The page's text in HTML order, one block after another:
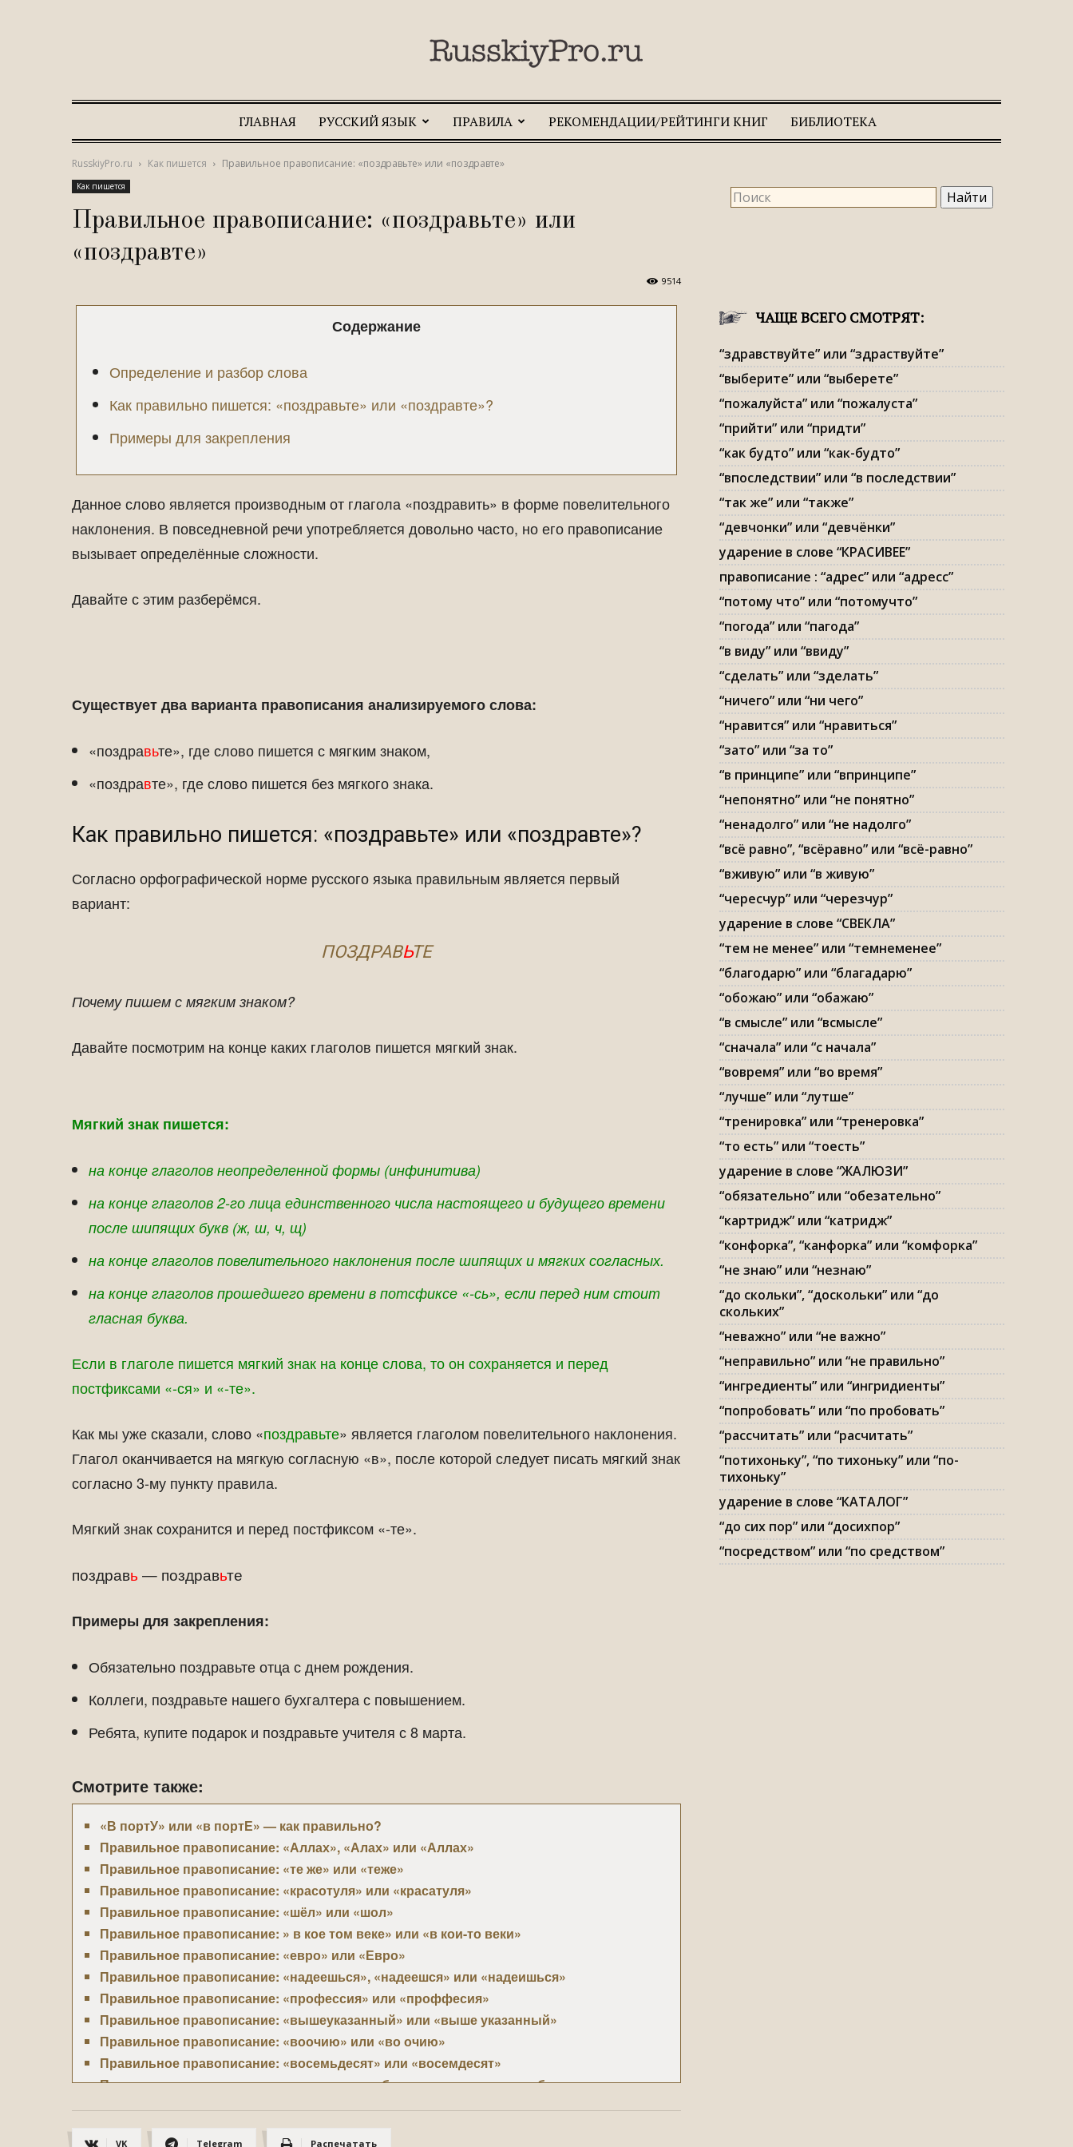
RusskiyPro.ru
ГЛАВНАЯ РУССКИЙ ЯЗЫК ПРАВИЛА РЕКОМЕНДАЦИИ/РЕЙТИНГИ КНИГ БИБЛИОТЕКА
RusskiyPro.ru Как пишется Правильное правописание: «поздравьте» или «поздравте»
Как пишется
Правильное правописание: «поздравьте» или
«поздравте»
9514
Содержание
Определение и разбор слова
Как правильно пишется: «поздравьте» или «поздравте»?
Примеры для закрепления
Данное слово является производным от глагола «поздравить» в форме повелительного
наклонения. В повседневной речи употребляется довольно часто, но его правописание
вызывает определённые сложности.
Давайте с этим разберёмся.
Существует два варианта правописания анализируемого слова:
«поздравьте», где слово пишется с мягким знаком,
«поздравте», где слово пишется без мягкого знака.
Как правильно пишется: «поздравьте» или «поздравте»?
Согласно орфографической норме русского языка правильным является первый
вариант:
ПОЗДРАВЬТЕ
Почему пишем с мягким знаком?
Давайте посмотрим на конце каких глаголов пишется мягкий знак.
Мягкий знак пишется:
на конце глаголов неопределенной формы (инфинитива)
на конце глаголов 2-го лица единственного числа настоящего и будущего времени
после шипящих букв (ж, ш, ч, щ)
на конце глаголов повелительного наклонения после шипящих и мягких согласных.
на конце глаголов прошедшего времени в потсфиксе «-сь», если перед ним стоит
гласная буква.
Если в глаголе пишется мягкий знак на конце слова, то он сохраняется и перед
постфиксами «-ся» и «-те».
Как мы уже сказали, слово «поздравьте» является глаголом повелительного наклонения.
Глагол оканчивается на мягкую согласную «в», после которой следует писать мягкий знак
согласно 3-му пункту правила.
Мягкий знак сохранится и перед постфиксом «-те».
поздравь — поздравьте
Примеры для закрепления:
Обязательно поздравьте отца с днем рождения.
Коллеги, поздравьте нашего бухгалтера с повышением.
Ребята, купите подарок и поздравьте учителя с 8 марта.
Смотрите также:
«В портУ» или «в портЕ» — как правильно?
Правильное правописание: «Аллах», «Алах» или «Аллах»
Правильное правописание: «те же» или «теже»
Правильное правописание: «красотуля» или «красатуля»
Правильное правописание: «шёл» или «шол»
Правильное правописание: » в кое том веке» или «в кои-то веки»
Правильное правописание: «евро» или «Евро»
Правильное правописание: «надеешься», «надеешся» или «надеишься»
Правильное правописание: «профессия» или «проффесия»
Правильное правописание: «вышеуказанный» или «выше указанный»
Правильное правописание: «воочию» или «во очию»
Правильное правописание: «восемьдесят» или «восемдесят»
Правильное правописание: «заранее спасибо» или «за ранее спасибо»
Правильное правописание: «до свидания» или «досвидание»
Правильное правописание: «назло» или «на зло»
VK Telegram Распечатать
ЧАЩЕ ВСЕГО СМОТРЯТ:
“здравствуйте” или “здраствуйте”
“выберите” или “выберете”
“пожалуйста” или “пожалуста”
“прийти” или “придти”
“как будто” или “как-будто”
“впоследствии” или “в последствии”
“так же” или “также”
“девчонки” или “девчёнки”
ударение в слове “КРАСИВЕЕ”
правописание : “адрес” или “адресс”
“потому что” или “потомучто”
“погода” или “пагода”
“в виду” или “ввиду”
“сделать” или “зделать”
“ничего” или “ни чего”
“нравится” или “нравиться”
“зато” или “за то”
“в принципе” или “впринципе”
“непонятно” или “не понятно”
“ненадолго” или “не надолго”
“всё равно”, “всёравно” или “всё-равно”
“вживую” или “в живую”
“чересчур” или “черезчур”
ударение в слове “СВЕКЛА”
“тем не менее” или “темнеменее”
“благодарю” или “благадарю”
“обожаю” или “обажаю”
“в смысле” или “всмысле”
“сначала” или “с начала”
“вовремя” или “во время”
“лучше” или “лутше”
“тренировка” или “тренеровка”
“то есть” или “тоесть”
ударение в слове “ЖАЛЮЗИ”
“обязательно” или “обезательно”
“картридж” или “катридж”
“конфорка”, “канфорка” или “комфорка”
“не знаю” или “незнаю”
“до скольки”, “доскольки” или “до
скольких”
“неважно” или “не важно”
“неправильно” или “не правильно”
“ингредиенты” или “ингридиенты”
“попробовать” или “по пробовать”
“рассчитать” или “расчитать”
“потихоньку”, “по тихоньку” или “по-
тихоньку”
ударение в слове “КАТАЛОГ”
“до сих пор” или “досихпор”
“посредством” или “по средством”